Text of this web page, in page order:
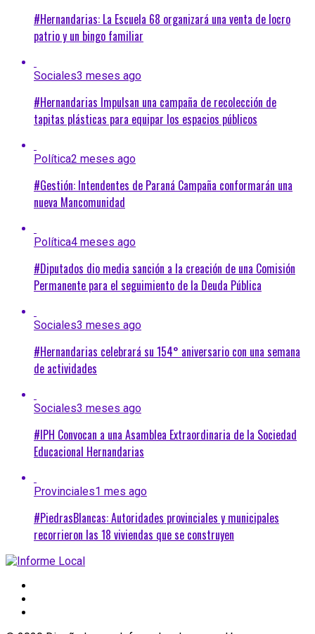
#Hernandarias: La Escuela 68 organizará una venta de locro
patrio y un bingo familiar
Sociales3 meses ago
#Hernandarias Impulsan una campaña de recolección de
tapitas plásticas para equipar los espacios públicos
Política2 meses ago
#Gestión: Intendentes de Paraná Campaña conformarán una
nueva Mancomunidad
Política4 meses ago
#Diputados dio media sanción a la creación de una Comisión
Permanente para el seguimiento de la Deuda Pública
Sociales3 meses ago
#Hernandarias celebrará su 154° aniversario con una semana
de actividades
Sociales3 meses ago
#IPH Convocan a una Asamblea Extraordinaria de la Sociedad
Educacional Hernandarias
Provinciales1 mes ago
#PiedrasBlancas: Autoridades provinciales y municipales
recorrieron las 18 viviendas que se construyen